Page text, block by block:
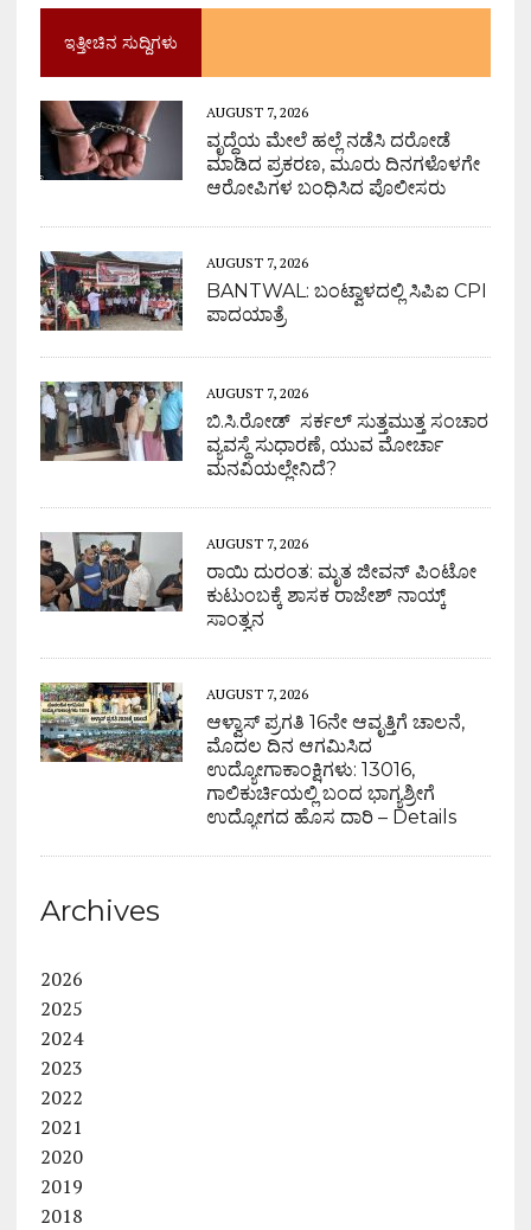
ಇತ್ತೀಚಿನ ಸುದ್ದಿಗಳು
AUGUST 7, 2026
ವೃದ್ಧೆಯ ಮೇಲೆ ಹಲ್ಲೆ ನಡೆಸಿ ದರೋಡೆ
ಮಾಡಿದ ಪ್ರಕರಣ, ಮೂರು ದಿನಗಳೊಳಗೇ
ಆರೋಪಿಗಳ ಬಂಧಿಸಿದ ಪೊಲೀಸರು
AUGUST 7, 2026
BANTWAL: ಬಂಟ್ವಾಳದಲ್ಲಿ ಸಿಪಿಐ CPI
ಪಾದಯಾತ್ರೆ
AUGUST 7, 2026
ಬಿ.ಸಿ.ರೋಡ್ ಸರ್ಕಲ್ ಸುತ್ತಮುತ್ತ ಸಂಚಾರ
ವ್ಯವಸ್ಥೆ ಸುಧಾರಣೆ, ಯುವ ಮೋರ್ಚಾ
ಮನವಿಯಲ್ಲೇನಿದೆ?
AUGUST 7, 2026
ರಾಯಿ ದುರಂತ: ಮೃತ ಜೀವನ್ ಪಿಂಟೋ
ಕುಟುಂಬಕ್ಕೆ ಶಾಸಕ ರಾಜೇಶ್ ನಾಯ್ಕ್
ಸಾಂತ್ವನ
AUGUST 7, 2026
ಆಳ್ವಾಸ್ ಪ್ರಗತಿ 16ನೇ ಆವೃತ್ತಿಗೆ ಚಾಲನೆ,
ಮೊದಲ ದಿನ ಆಗಮಿಸಿದ
ಉದ್ಯೋಗಾಕಾಂಕ್ಷಿಗಳು: 13016,
ಗಾಲಿಕುರ್ಚಿಯಲ್ಲಿ ಬಂದ ಭಾಗ್ಯಶ್ರೀಗೆ
ಉದ್ಯೋಗದ ಹೊಸ ದಾರಿ – Details
Archives
2026
2025
2024
2023
2022
2021
2020
2019
2018